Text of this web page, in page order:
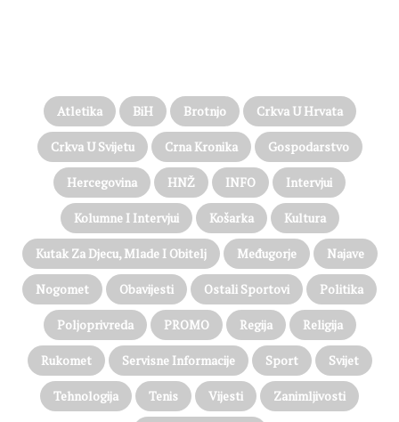
Atletika BiH Brotnjo Crkva U Hrvata
Crkva U Svijetu Crna Kronika Gospodarstvo
Hercegovina HNŽ INFO Intervjui
Kolumne I Intervjui Košarka Kultura
Kutak Za Djecu, Mlade I Obitelj Međugorje Najave
Nogomet Obavijesti Ostali Sportovi Politika
Poljoprivreda PROMO Regija Religija
Rukomet Servisne Informacije Sport Svijet
Tehnologija Tenis Vijesti Zanimljivosti